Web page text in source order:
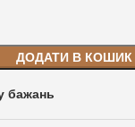
ДОДАТИ В КОШИК
бажань